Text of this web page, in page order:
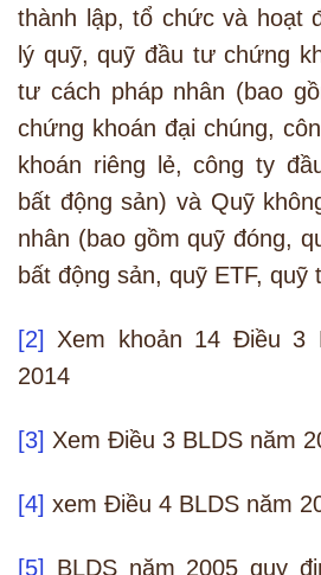
thành lập, tổ chức và hoạt
lý quỹ, quỹ đầu tư chứng
tư cách pháp nhân (bao
chứng khoán đại chúng,
khoán riêng lẻ, công ty
bất động sản) và Quỹ
nhân (bao gồm quỹ đóng,
bất động sản, quỹ ETF, quỹ
[2]
Xem khoản 14 Điều 3
2014
[3] Xem Điều 3 BLDS năm
[4] xem Điều 4 BLDS năm
[5]
BLDS năm 2005 quy